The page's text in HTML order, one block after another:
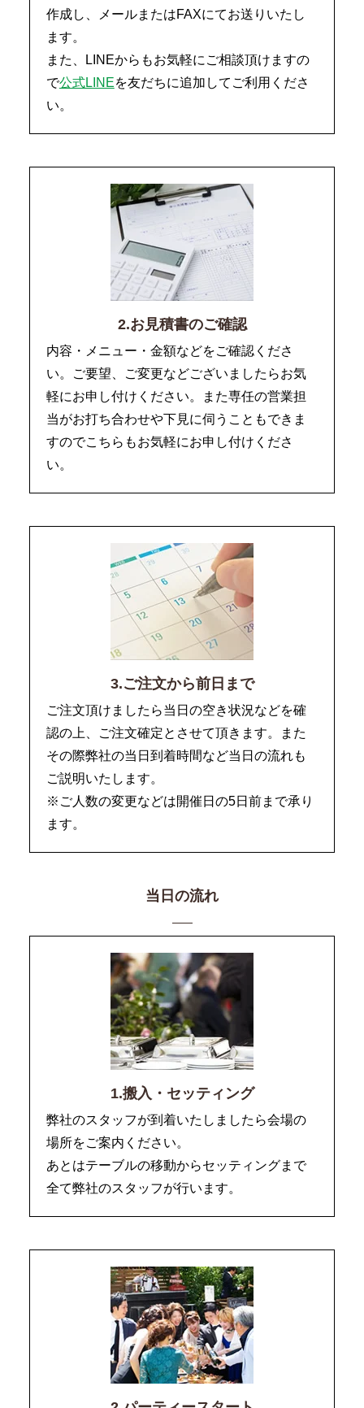
作成し、メールまたはFAXにてお送りいたし
ます。
また、LINEからもお気軽にご相談頂けますの
で公式LINEを友だちに追加してご利用くださ
い。
2.お見積書のご確認
内容・メニュー・金額などをご確認くださ
い。ご要望、ご変更などございましたらお気
軽にお申し付けください。また専任の営業担
当がお打ち合わせや下見に伺うこともできま
すのでこちらもお気軽にお申し付けくださ
い。
3.ご注文から前日まで
ご注文頂けましたら当日の空き状況などを確
認の上、ご注文確定とさせて頂きます。また
その際弊社の当日到着時間など当日の流れも
ご説明いたします。
※ご人数の変更などは開催日の5日前まで承り
ます。
当日の流れ
1.搬入・セッティング
弊社のスタッフが到着いたしましたら会場の
場所をご案内ください。
あとはテーブルの移動からセッティングまで
全て弊社のスタッフが行います。